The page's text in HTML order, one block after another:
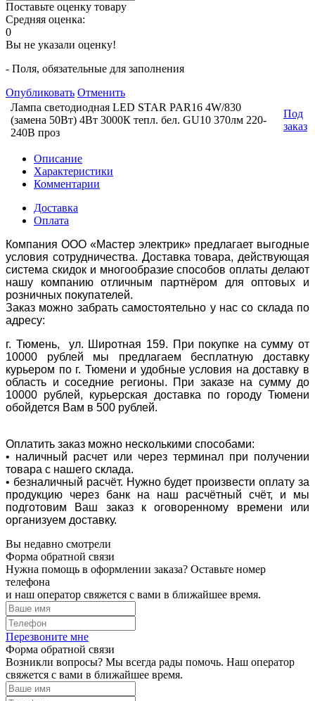
Поставьте оценку товару
Средняя оценка:
0
Вы не указали оценку!
- Поля, обязательные для заполнения
Опубликовать Отменить
Лампа светодиодная LED STAR PAR16 4W/830
(замена 50Вт) 4Вт 3000К тепл. бел. GU10 370лм 220-
240В проз
Под
заказ
Описание
Характеристики
Комментарии
Доставка
Оплата
Компания ООО «Мастер электрик» предлагает выгодные
условия сотрудничества. Доставка товара, действующая
система скидок и многообразие способов оплаты делают
нашу компанию отличным партнёром для оптовых и
розничных покупателей.
Заказ можно забрать самостоятельно у нас со склада по
адресу:
г. Тюмень, ул. Широтная 159. При покупке на сумму от
10000 рублей мы предлагаем бесплатную доставку
курьером по г. Тюмени и удобные условия на доставку в
область и соседние регионы. При заказе на сумму до
10000 рублей, курьерская доставка по городу Тюмени
обойдется Вам в 500 рублей.
Оплатить заказ можно несколькими способами:
• наличный расчет или через терминал при получении
товара с нашего склада.
• безналичный расчёт. Нужно будет произвести оплату за
продукцию через банк на наш расчётный счёт, и мы
подготовим Ваш заказ к оговоренному времени или
организуем доставку.
Вы недавно смотрели
Форма обратной связи
Нужна помощь в оформлении заказа? Оставьте номер
телефона
и наш оператор свяжется с вами в ближайшее время.
Перезвоните мне
Форма обратной связи
Возникли вопросы? Мы всегда рады помочь. Наш оператор
свяжется с вами в ближайшее время.